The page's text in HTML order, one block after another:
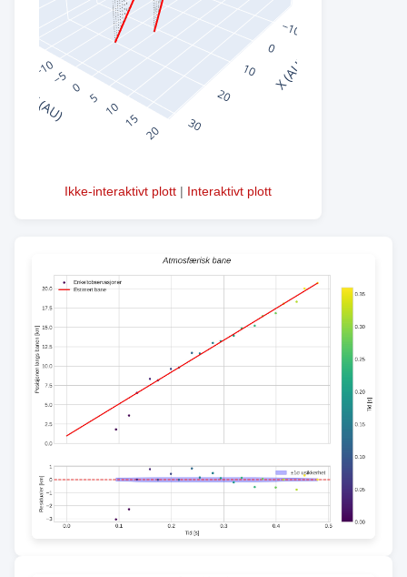
Ikke-interaktivt plott | Interaktivt plott